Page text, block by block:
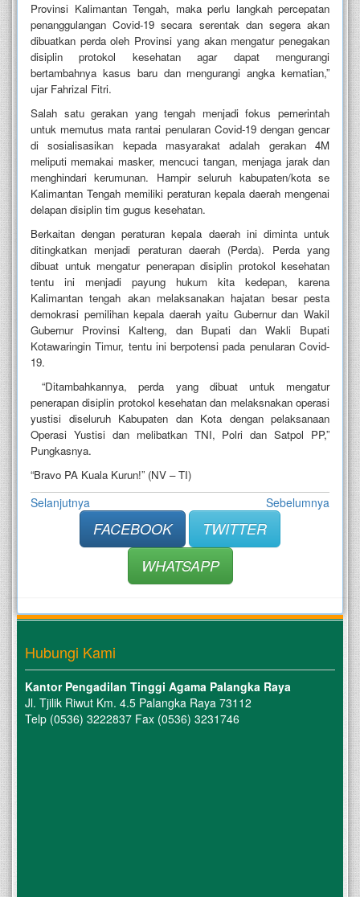
Provinsi Kalimantan Tengah, maka perlu langkah percepatan
penanggulangan Covid-19 secara serentak dan segera akan
dibuatkan perda oleh Provinsi yang akan mengatur penegakan
disiplin protokol kesehatan agar dapat mengurangi
bertambahnya kasus baru dan mengurangi angka kematian,”
ujar Fahrizal Fitri.
Salah satu gerakan yang tengah menjadi fokus pemerintah
untuk memutus mata rantai penularan Covid-19 dengan gencar
di sosialisasikan kepada masyarakat adalah gerakan 4M
meliputi memakai masker, mencuci tangan, menjaga jarak dan
menghindari kerumunan. Hampir seluruh kabupaten/kota se
Kalimantan Tengah memiliki peraturan kepala daerah mengenai
delapan disiplin tim gugus kesehatan.
Berkaitan dengan peraturan kepala daerah ini diminta untuk
ditingkatkan menjadi peraturan daerah (Perda). Perda yang
dibuat untuk mengatur penerapan disiplin protokol kesehatan
tentu ini menjadi payung hukum kita kedepan, karena
Kalimantan tengah akan melaksanakan hajatan besar pesta
demokrasi pemilihan kepala daerah yaitu Gubernur dan Wakil
Gubernur Provinsi Kalteng, dan Bupati dan Wakli Bupati
Kotawaringin Timur, tentu ini berpotensi pada penularan Covid-
19.
“Ditambahkannya, perda yang dibuat untuk mengatur
penerapan disiplin protokol kesehatan dan melaksnakan operasi
yustisi diseluruh Kabupaten dan Kota dengan pelaksanaan
Operasi Yustisi dan melibatkan TNI, Polri dan Satpol PP,”
Pungkasnya.
“Bravo PA Kuala Kurun!” (NV – TI)
Selanjutnya Sebelumnya
FACEBOOK
TWITTER
WHATSAPP
Hubungi Kami
Kantor Pengadilan Tinggi Agama Palangka Raya
Jl. Tjilik Riwut Km. 4.5 Palangka Raya 73112
Telp (0536) 3222837 Fax (0536) 3231746